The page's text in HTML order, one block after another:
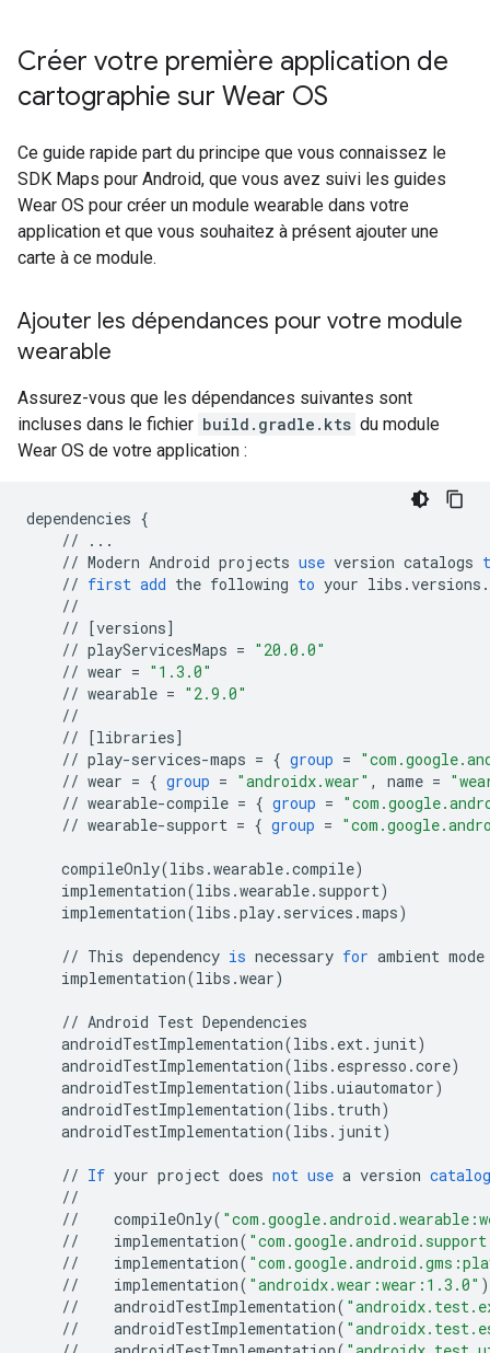
Créer votre première application de
cartographie sur Wear OS
Ce guide rapide part du principe que vous connaissez le
SDK Maps pour Android, que vous avez suivi les guides
Wear OS pour créer un module wearable dans votre
application et que vous souhaitez à présent ajouter une
carte à ce module.
Ajouter les dépendances pour votre module
wearable
Assurez-vous que les dépendances suivantes sont
incluses dans le fichier build.gradle.kts du module
Wear OS de votre application :
dependencies {
//
...
// Modern Android projects use version catalogs
// first add the following to your libs .versions .
//
// [versions]
// playServicesMaps = "20.0.0"
// wear = "1.3.0"
// wearable = "2.9.0"
//
// [libraries]
// play-services-maps = { group =
// wear = { group = "androidx.wear" , name =
// wearable-compile = { group =
// wearable-support = { group =
compileOnly(libs .wearable.compile)
implementation(libs .wearable. support)
implementation(libs .play. services .maps)
// This dependency is necessary for ambient mode
implementation(libs .wear)
// Android Test Dependencies
androidTestImplementation(libs . ext. junit)
androidTestImplementation(libs . espresso .core)
androidTestImplementation(libs .uiautomator)
androidTestImplementation(libs . truth)
androidTestImplementation(libs . junit)
// If your project does not use a version catalog
//
//
compileOnly(
//
implementation(
//
implementation(
//
implementation( "androidx.wear:wear:1.3.0" )
//
androidTestImplementation(
//
androidTestImplementation(